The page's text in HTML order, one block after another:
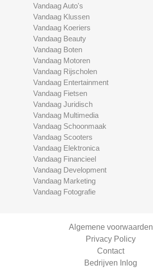
Vandaag Auto's
Vandaag Klussen
Vandaag Koeriers
Vandaag Beauty
Vandaag Boten
Vandaag Motoren
Vandaag Rijscholen
Vandaag Entertainment
Vandaag Fietsen
Vandaag Juridisch
Vandaag Multimedia
Vandaag Schoonmaak
Vandaag Scooters
Vandaag Elektronica
Vandaag Financieel
Vandaag Development
Vandaag Marketing
Vandaag Fotografie
Algemene voorwaarden
Privacy Policy
Contact
Bedrijven Inlog